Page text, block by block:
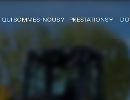
QUI SOMMES-NOUS ? PRESTATIONS